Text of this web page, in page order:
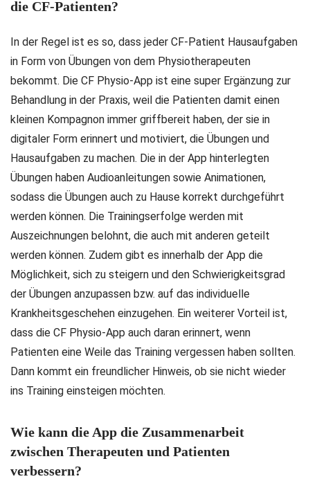
die CF-Patienten?
In der Regel ist es so, dass jeder CF-Patient Hausaufgaben
in Form von Übungen von dem Physiotherapeuten
bekommt. Die CF Physio-App ist eine super Ergänzung zur
Behandlung in der Praxis, weil die Patienten damit einen
kleinen Kompagnon immer griffbereit haben, der sie in
digitaler Form erinnert und motiviert, die Übungen und
Hausaufgaben zu machen. Die in der App hinterlegten
Übungen haben Audioanleitungen sowie Animationen,
sodass die Übungen auch zu Hause korrekt durchgeführt
werden können. Die Trainingserfolge werden mit
Auszeichnungen belohnt, die auch mit anderen geteilt
werden können. Zudem gibt es innerhalb der App die
Möglichkeit, sich zu steigern und den Schwierigkeitsgrad
der Übungen anzupassen bzw. auf das individuelle
Krankheitsgeschehen einzugehen. Ein weiterer Vorteil ist,
dass die CF Physio-App auch daran erinnert, wenn
Patienten eine Weile das Training vergessen haben sollten.
Dann kommt ein freundlicher Hinweis, ob sie nicht wieder
ins Training einsteigen möchten.
Wie kann die App die Zusammenarbeit
zwischen Therapeuten und Patienten
verbessern?